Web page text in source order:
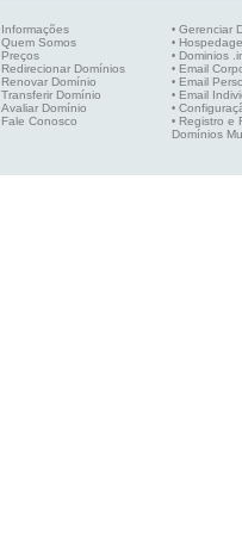
Informações
Quem Somos
Preços
Redirecionar Domínios
Renovar Domínio
Transferir Domínio
Avaliar Domínio
Fale Conosco
• Gerenciar
•
• Dominios
• Email
• Email
• Email
•
• Registro e
Domínios